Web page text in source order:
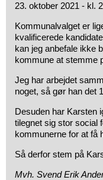
23. oktober 2021 - kl.
Kommunalvalget er
kvalificerede
kan jeg anbefale ikke
kommune at stemme
Jeg har arbejdet
noget, så gør han det
Desuden har Karsten
tilegnet sig stor social
kommunerne for at få
Så derfor stem på
Mvh. Svend Erik